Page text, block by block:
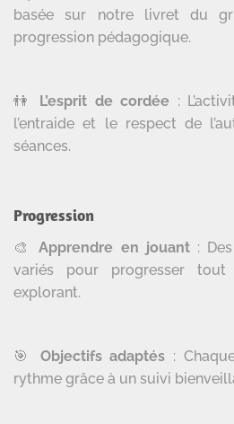
basée sur notre livret du
progression pédagogique.
👫 L’esprit de cordée :
l’entraide et le respect de
séances.
Progression
🎨Apprendre en jouant: Des
variés pour progresser tout
explorant.
🎯 Objectifs adaptés :
rythme grâce à un suivi